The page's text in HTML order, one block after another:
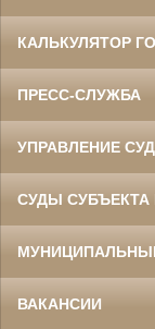
КАЛЬКУЛЯТОР
ПРЕСС-СЛУЖБА
УПРАВЛЕНИЕ
СУДЫ СУБЪЕКТА
ВАКАНСИИ